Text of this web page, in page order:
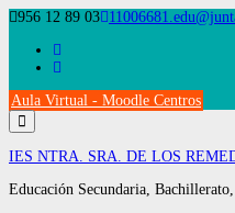
Saltar
contenido
956 12 89 03
Aula Virtual - Moodle Centros
IES NTRA. SRA. DE LOS
Educación Secundaria,